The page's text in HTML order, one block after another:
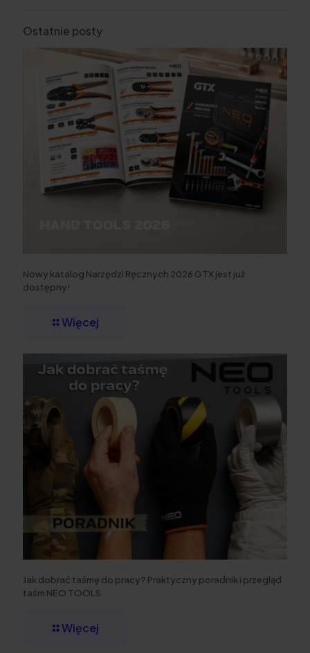
Ostatnie posty
Nowy katalog Narzędzi Ręcznych 2026 GTX jest już
dostępny!
Więcej
Jak dobrać taśmę do pracy? Praktyczny poradnik i przegląd
taśm NEO TOOLS
Więcej